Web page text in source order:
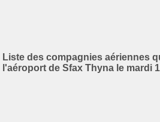
Liste des compagnies aériennes
l'aéroport de Sfax Thyna le mardi